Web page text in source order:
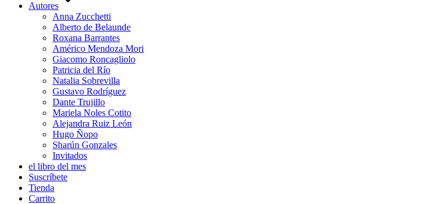
Autores
Anna Zucchetti
Alberto de Belaunde
Roxana Barrantes
Américo Mendoza Mori
Giacomo Roncagliolo
Patricia del Río
Natalia Sobrevilla
Gustavo Rodríguez
Dante Trujillo
Mariela Noles Cotito
Alejandra Ruiz León
Hugo Ñopo
Sharún Gonzales
Invitados
el libro del mes
Suscríbete
Tienda
Carrito